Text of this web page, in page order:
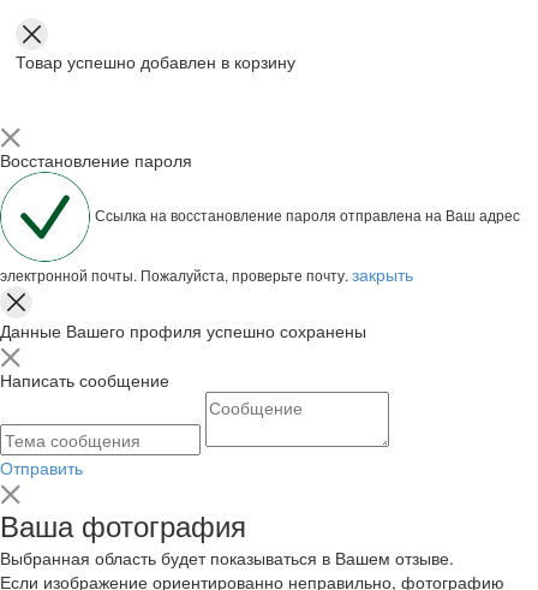
Товар успешно добавлен в корзину
Восстановление пароля
Ссылка на восстановление пароля отправлена на Ваш адрес
электронной почты. Пожалуйста, проверьте почту. закрыть
Данные Вашего профиля успешно сохранены
Написать сообщение
Отправить
Ваша фотография
Выбранная область будет показываться в Вашем отзыве.
Если изображение ориентированно неправильно, фотографию